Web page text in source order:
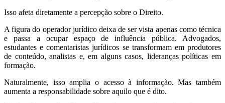
Isso afeta diretamente a percepção sobre o Direito.
A figura do operador jurídico deixa de ser vista apenas como técnica
e passa a ocupar espaço de influência pública. Advogados,
estudantes e comentaristas jurídicos se transformam em produtores
de conteúdo, analistas e, em alguns casos, lideranças políticas em
formação.
Naturalmente, isso amplia o acesso à informação. Mas também
aumenta a responsabilidade sobre aquilo que é dito.